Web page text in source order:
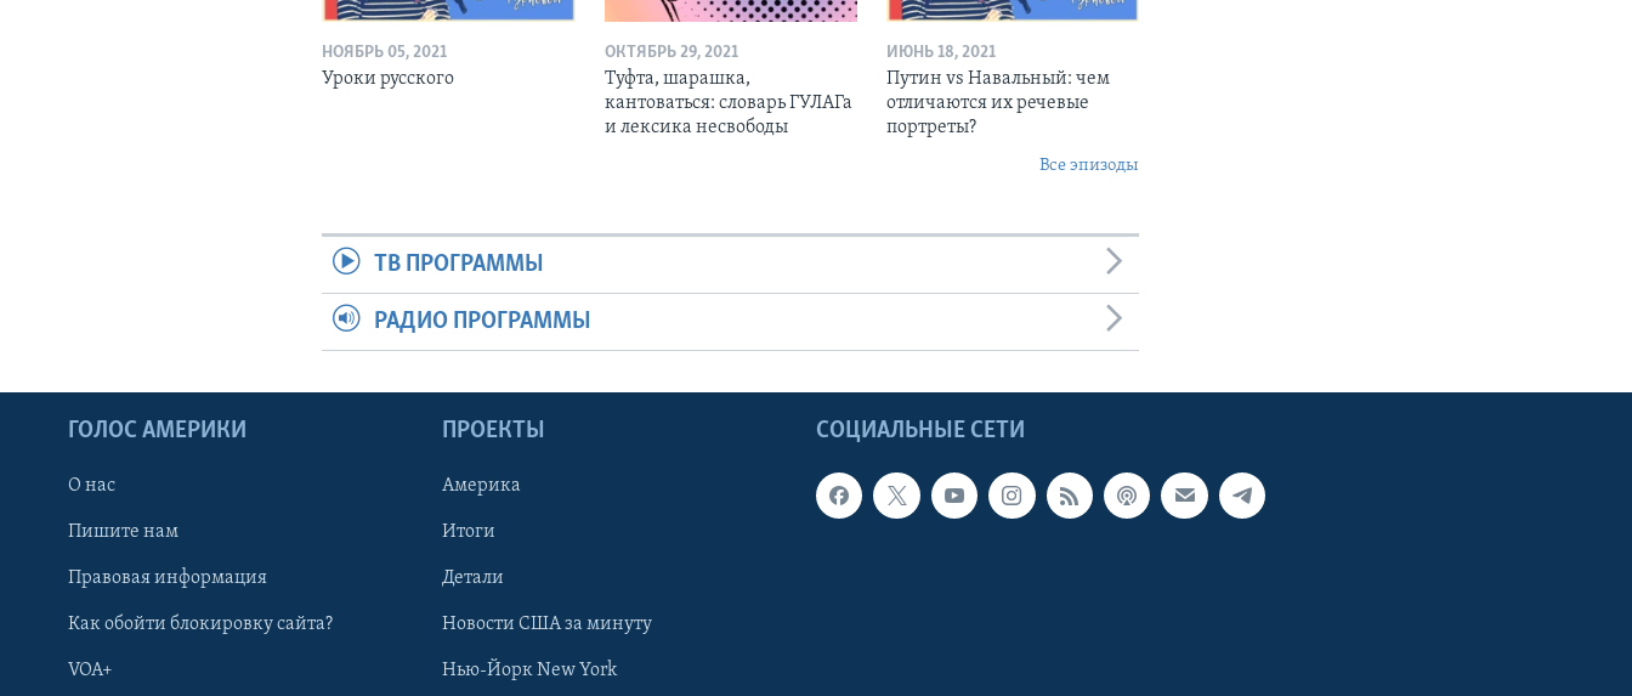
НОЯБРЬ 05, 2021
Уроки русского
ОКТЯБРЬ 29, 2021
Туфта, шарашка,
кантоваться: словарь ГУЛАГа
и лексика несвободы
ИЮНЬ 18, 2021
Путин vs Навальный: чем
отличаются их речевые
портреты?
Все эпизоды
ТВ ПРОГРАММЫ
РАДИО ПРОГРАММЫ
СОЦИАЛЬНЫЕ СЕТИ
ГОЛОС АМЕРИКИ
О нас
Пишите нам
Правовая информация
Как обойти блокировку сайта?
VOA+
ПРОЕКТЫ
Америка
Итоги
Детали
Новости США за минуту
Нью-Йорк New York